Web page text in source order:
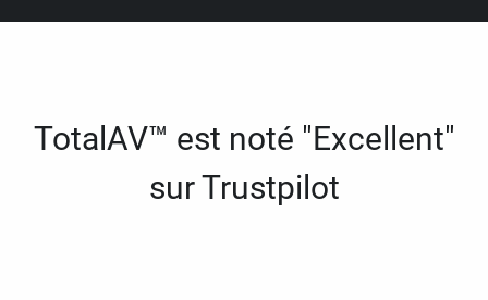
TotalAV™ est noté "Excellent"
sur Trustpilot